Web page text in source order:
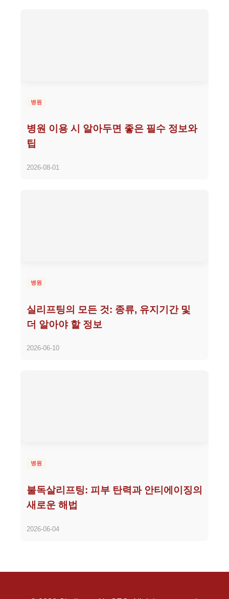
병원
병원 이용 시 알아두면 좋은 필수 정보와
팁
2026-08-01
병원
실리프팅의 모든 것: 종류, 유지기간 및
더 알아야 할 정보
2026-06-10
병원
불독살리프팅: 피부 탄력과 안티에이징의
새로운 해법
2026-06-04